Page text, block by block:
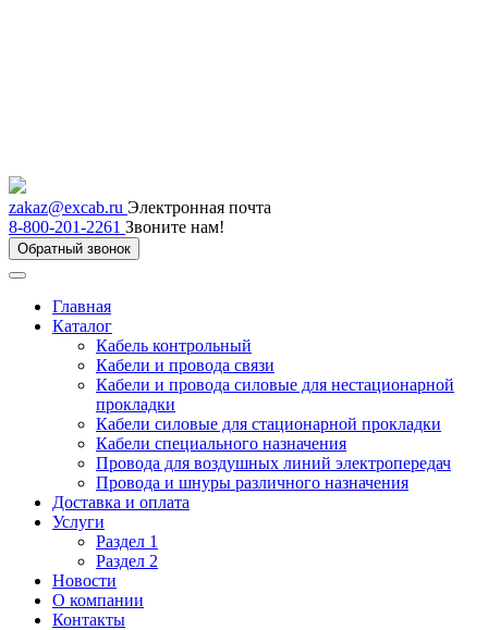
zakaz@excab.ru Электронная почта
8-800-201-2261 Звоните нам!
Обратный звонок
Главная
Каталог
Кабель контрольный
Кабели и провода связи
Кабели и провода силовые для нестационарной
прокладки
Кабели силовые для стационарной прокладки
Кабели специального назначения
Провода для воздушных линий электропередач
Провода и шнуры различного назначения
Доставка и оплата
Услуги
Раздел 1
Раздел 2
Новости
О компании
Контакты